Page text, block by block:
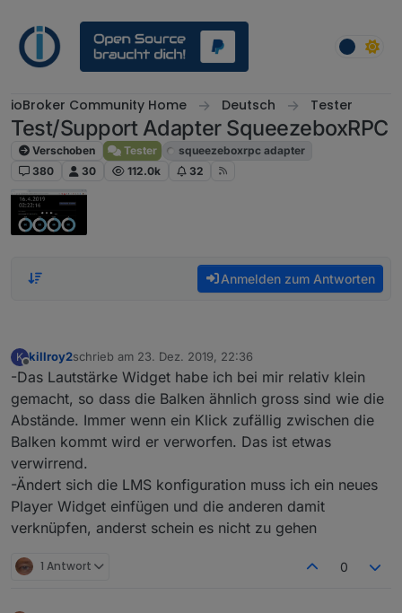
ioBroker Community Home Deutsch Tester
Test/Support Adapter SqueezeboxRPC
Verschoben Tester
squeezeboxrpc adapter
380
30 112.0k 32
Anmelden zum Antworten
K
Offline
killroy2schrieb am 23. Dez. 2019, 22:36
zuletzt editiert von
-Das Lautstärke Widget habe ich bei mir relativ klein
gemacht, so dass die Balken ähnlich gross sind wie die
Abstände. Immer wenn ein Klick zufällig zwischen die
Balken kommt wird er verworfen. Das ist etwas
verwirrend.
-Ändert sich die LMS konfiguration muss ich ein neues
Player Widget einfügen und die anderen damit
verknüpfen, anderst schein es nicht zu gehen
1 Antwort 0